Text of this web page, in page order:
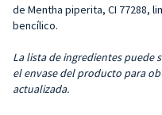
de Mentha piperita, CI 77288,
bencílico.
La lista de ingredientes puede
el envase del producto para
actualizada.